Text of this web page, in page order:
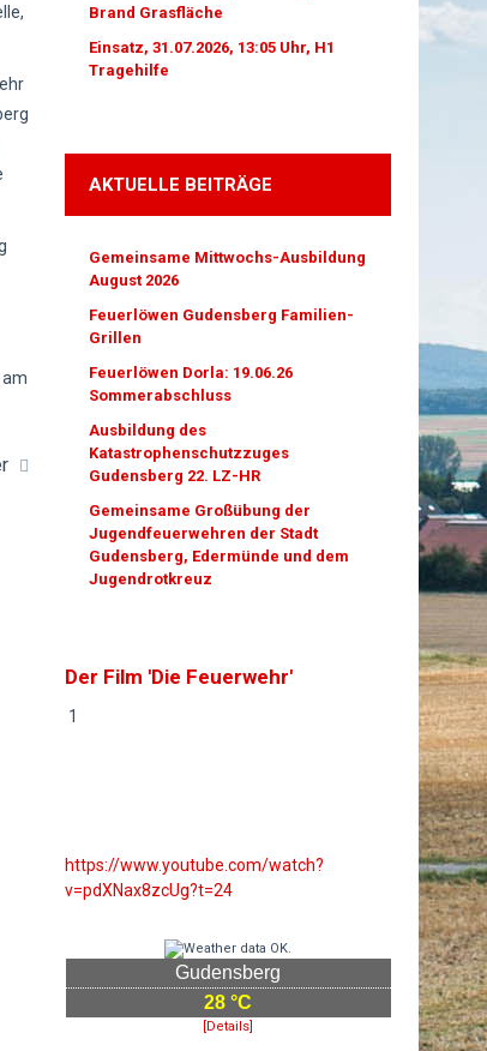
Brand Grasfläche
Einsatz, 31.07.2026, 13:05 Uhr, H1
Tragehilfe
AKTUELLE BEITRÄGE
Gemeinsame Mittwochs-Ausbildung
August 2026
Feuerlöwen Gudensberg Familien-
Grillen
Feuerlöwen Dorla: 19.06.26
Sommerabschluss
Ausbildung des
Katastrophenschutzzuges
Gudensberg 22. LZ-HR
Gemeinsame Großübung der
Jugendfeuerwehren der Stadt
Gudensberg, Edermünde und dem
Jugendrotkreuz
Der Film 'Die Feuerwehr'
1
https://www.youtube.com/watch?
v=pdXNax8zcUg?t=24
Gudensberg
28 °C
[Details]